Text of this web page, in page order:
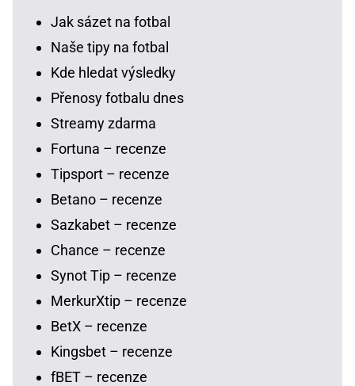
Jak sázet na fotbal
Naše tipy na fotbal
Kde hledat výsledky
Přenosy fotbalu dnes
Streamy zdarma
Fortuna – recenze
Tipsport – recenze
Betano – recenze
Sazkabet – recenze
Chance – recenze
Synot Tip – recenze
MerkurXtip – recenze
BetX – recenze
Kingsbet – recenze
fBET – recenze